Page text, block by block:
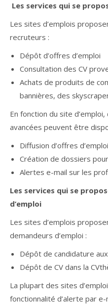
Les services qui se
Les sites d’emplois
recruteurs :
Dépôt d’offres d’emploi
Consultation des CV
Achats de produits de
bannières, des
En fonction du site
avancées peuvent être
Diffusion d’offres
Création de dossiers
Alertes e-mail sur les
Les services qui se
d’emploi
Les sites d’emplois
demandeurs d’emploi :
Dépôt de candidature
Dépôt de CV dans la
La plupart des sites
fonctionnalité d’alerte par